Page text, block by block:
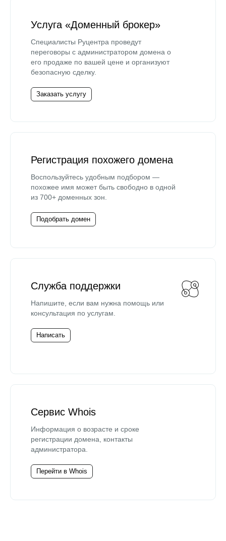
Услуга «Доменный брокер»
Специалисты Руцентра проведут
переговоры с администратором домена о
его продаже по вашей цене и организуют
безопасную сделку.
Заказать услугу
Регистрация похожего домена
Воспользуйтесь удобным подбором —
похожее имя может быть свободно в одной
из 700+ доменных зон.
Подобрать домен
Служба поддержки
Напишите, если вам нужна помощь или
консультация по услугам.
Написать
Сервис Whois
Информация о возрасте и сроке
регистрации домена, контакты
администратора.
Перейти в Whois